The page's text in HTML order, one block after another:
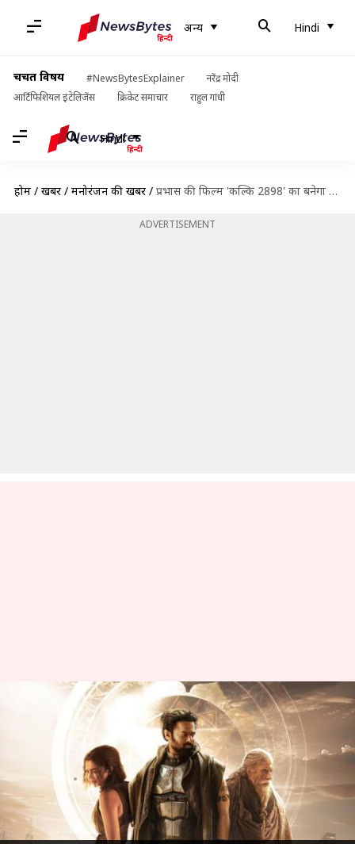
अन्य Hindi
चर्चित विषय #NewsBytesExplainer
नरेंद्र मोदी
आर्टिफिशियल इंटेलिजेंस
क्रिकेट समाचार राहुल गांधी
Hindi
होम / खबरें / मनोरंजन की खबरें / प्रभास की फिल्म 'कल्कि 2898' का बनेगा ऐनिमेटेड वर्जन, होंगे कुल 4 एपिसोड
ADVERTISEMENT
प्रभास की फिल्म 'कल्कि 2898' का
बनेगा ऐनिमेटेड वर्जन, होंगे कुल 4
एपिसोड
May 14, 2024 05:56 pm
क्या है खबर?